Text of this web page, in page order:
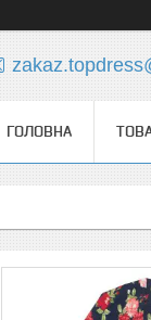
ГОЛОВНА